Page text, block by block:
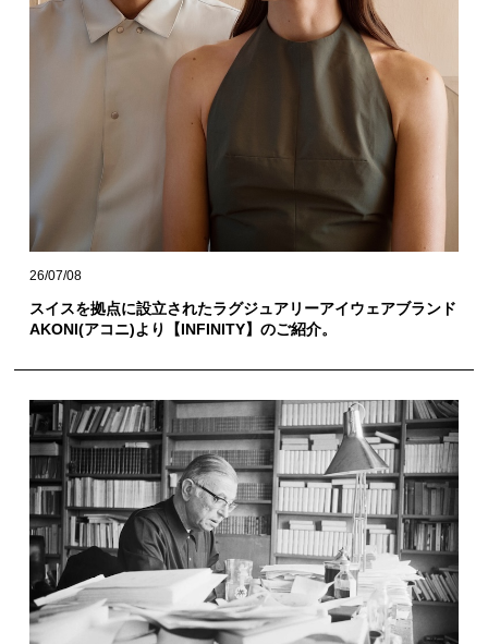
26/07/08
スイスを拠点に設立されたラグジュアリーアイウェアブランド
AKONI(アコニ)より【INFINITY】のご紹介。